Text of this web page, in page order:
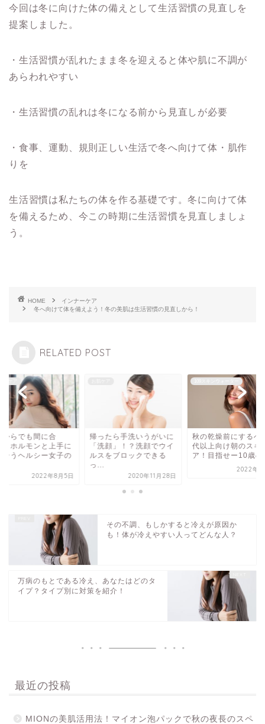
今回は冬に向けた体の備えとして生活習慣の見直しを
提案しました。
・生活習慣が乱れたまま冬を迎えると体や肌に不調が
あらわれやすい
・生活習慣の乱れは冬になる前から見直しが必要
・食事、運動、規則正しい生活で冬へ向けて体・肌作
りを
生活習慣は私たちの体を作る基礎です。冬に向けて体
を備えるため、今この時期に生活習慣を見直しましょ
う。
HOME
インナーケア
冬へ向けて体を備えよう！冬の美肌は生活習慣の見直しから！
RELATED POST
からでも間に合
？ホルモンと上手に
合うヘルシー女子の
2022年8月5日
帰ったら手洗いうがいに
「洗顔」！？洗顔でウイ
ルスをブロックできる
っ...
2020年11月28日
秋の乾燥前にするべ
代以上向け朝のスキ
ア！目指せー10歳の
2022年9
その不調、もしかすると冷えが原因か
も！体が冷えやすい人ってどんな人？
万病のもとである冷え、あなたはどのタ
イプ？タイプ別に対策を紹介！
最近の投稿
MIONの美肌活用法！マイオン泡パックで秋の夜長のスペ